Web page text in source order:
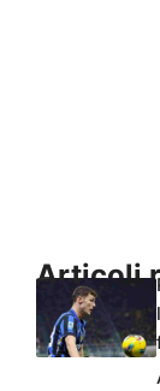
Articoli